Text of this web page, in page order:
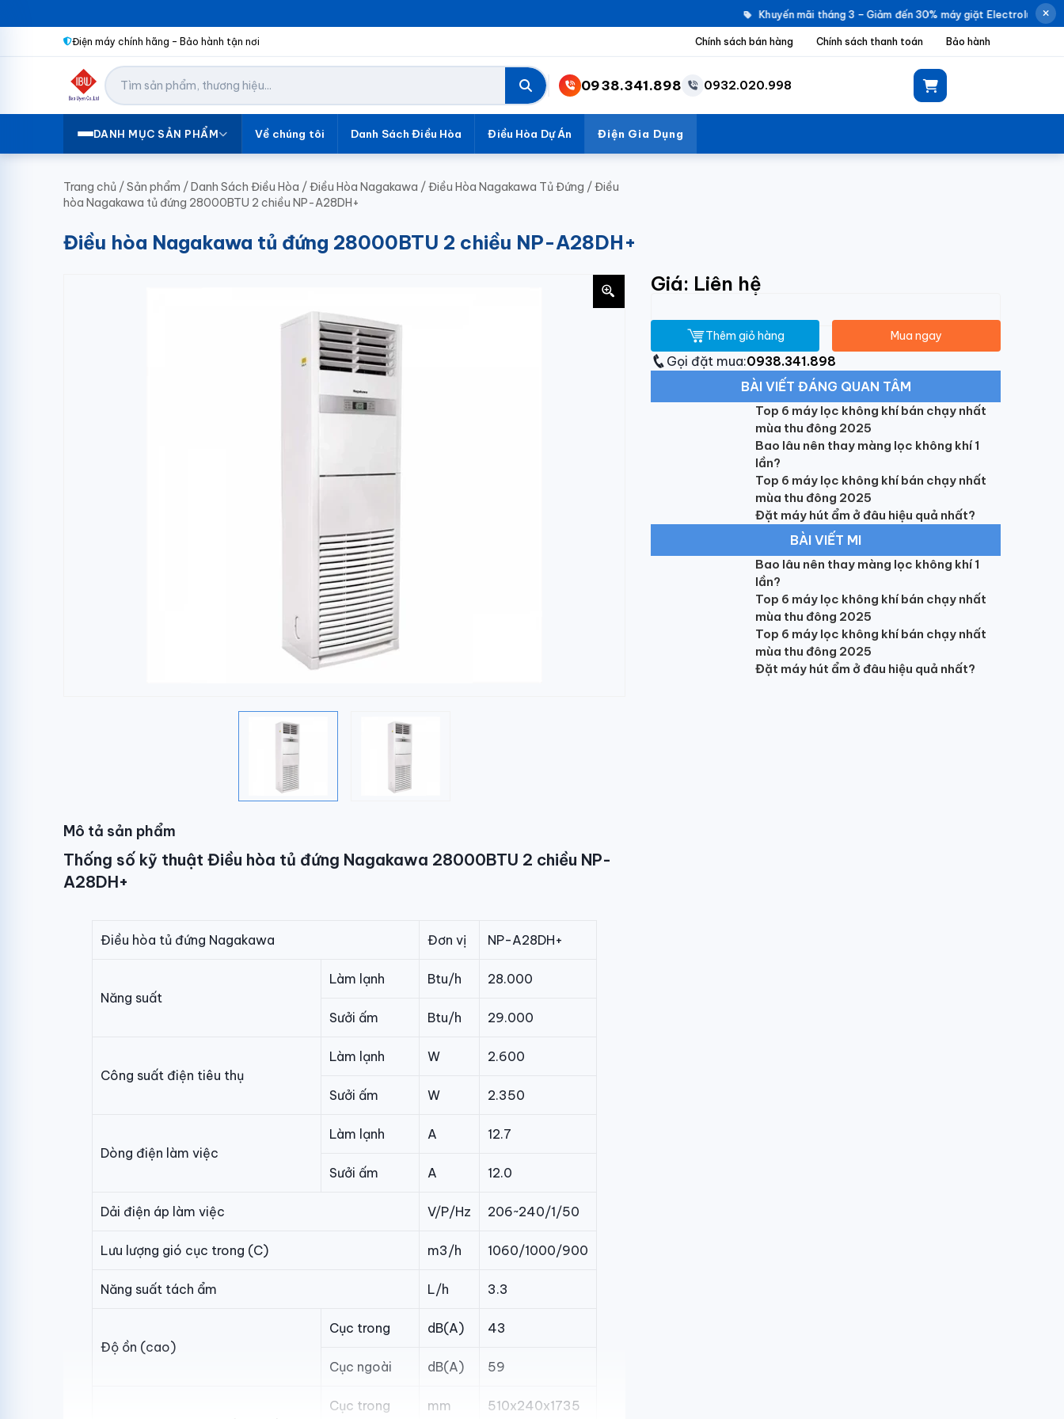
Khuyến mãi tháng 3 – Giảm đến 30% máy giặt Electrolux |
Điện máy chính hãng – Bảo hành tận nơi Chính sách bán hàng Chính sách thanh toán Bảo hành
0938.341.898 0932.020.998
DANH MỤC SẢN PHẨM Về chúng tôi Danh Sách Điều Hòa Điều Hòa Dự Án Điện Gia Dụng
Trang chủ /Sản phẩm /Danh Sách Điều Hòa /Điều Hòa Nagakawa /Điều Hòa Nagakawa Tủ Đứng /Điều
hòa Nagakawa tủ đứng 28000BTU 2 chiều NP-A28DH+
Điều hòa Nagakawa tủ đứng 28000BTU 2 chiều NP-A28DH+
Mô tả sản phẩm
Thống số kỹ thuật Điều hòa tủ đứng Nagakawa 28000BTU 2 chiều NP-
A28DH+
Điều hòa tủ đứng Nagakawa Đơn vị NP-A28DH+
Năng suất
Làm lạnh Btu/h 28.000
Sưởi ấm Btu/h 29.000
Công suất điện tiêu thụ
Làm lạnh W 2.600
Sưởi ấm W 2.350
Dòng điện làm việc
Làm lạnh A 12.7
Sưởi ấm A 12.0
Dải điện áp làm việc V/P/Hz 206~240/1/50
Lưu lượng gió cục trong (C) m3/h 1060/1000/900
Năng suất tách ẩm L/h 3.3
Độ ồn (cao)
Cục trong dB(A) 43
Cục ngoài dB(A) 59
Cục trong mm 510x240x1735
Giá: Liên hệ
Thêm giỏ hàng Mua ngay
Gọi đặt mua:0938.341.898
BÀI VIẾT ĐÁNG QUAN TÂM
Top 6 máy lọc không khí bán chạy nhất
mùa thu đông 2025
Bao lâu nên thay màng lọc không khí 1
lần?
Top 6 máy lọc không khí bán chạy nhất
mùa thu đông 2025
Đặt máy hút ẩm ở đâu hiệu quả nhất?
BÀI VIẾT MI
Bao lâu nên thay màng lọc không khí 1
lần?
Top 6 máy lọc không khí bán chạy nhất
mùa thu đông 2025
Top 6 máy lọc không khí bán chạy nhất
mùa thu đông 2025
Đặt máy hút ẩm ở đâu hiệu quả nhất?